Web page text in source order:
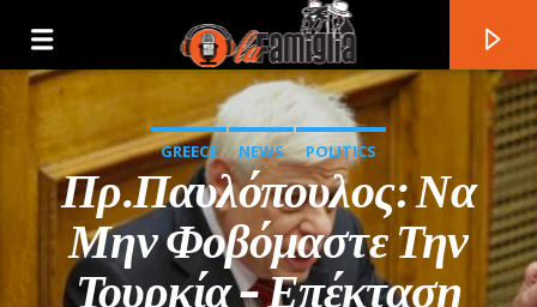
GREECE NEWS POLITICS
Πρ.Παυλόπουλος: Να
Μην Φοβόμαστε Την
Τουρκία – Επέκταση